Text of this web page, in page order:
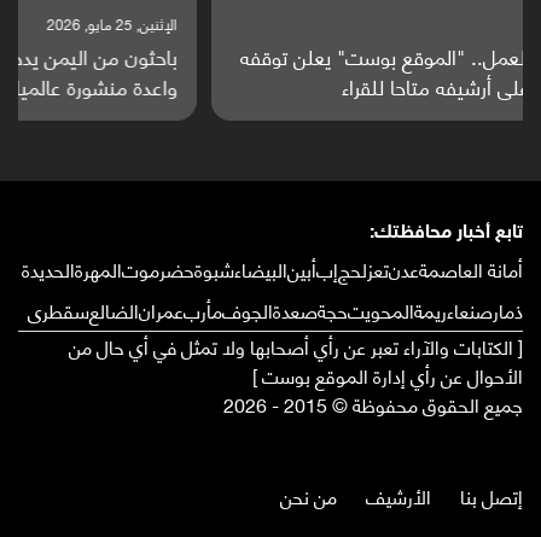
باحثون من اليمن يدخلون سباق أبحاث ألزهايمر بدراسة
واعدة منشورة عالميا (ترجمة)
تابع أخبار محافظتك:
أمانة العاصمةعدنتعزلحجإبأبينالبيضاءشبوةحضرموتالمهرةالحديدة
ذمارصنعاءريمةالمحويتحجةصعدةالجوفمأربعمرانالضالعسقطرى
[ الكتابات والآراء تعبر عن رأي أصحابها ولا تمثل في أي حال من
الأحوال عن رأي إدارة الموقع بوست ]
جميع الحقوق محفوظة © 2015 - 2026
إتصل بنا الأرشيف من نحن